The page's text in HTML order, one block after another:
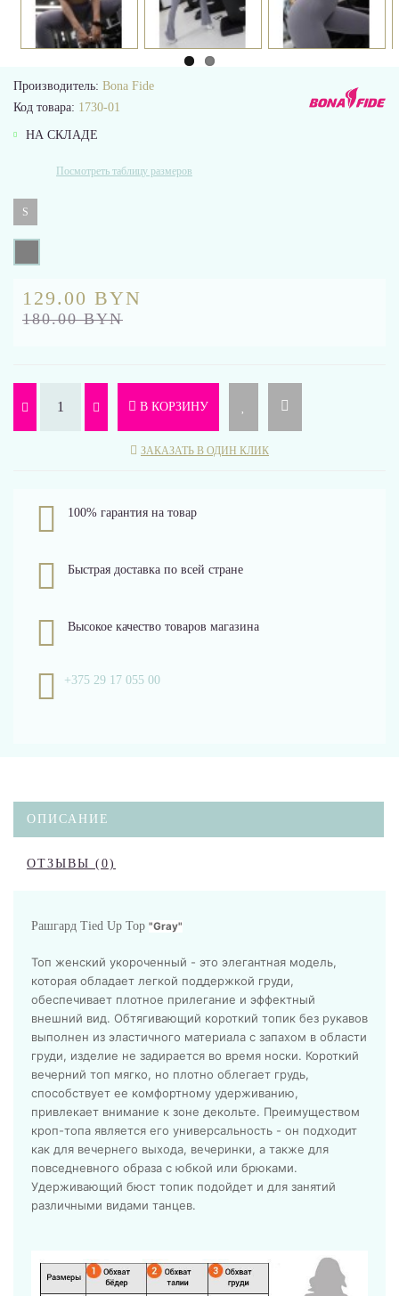
Производитель: Bona Fide
Код товара: 1730-01
НА СКЛАДЕ
Посмотреть таблицу размеров
S
129.00 BYN
180.00 BYN
В КОРЗИНУ
ЗАКАЗАТЬ В ОДИН КЛИК
100% гарантия на товар
Быстрая доставка по всей стране
Высокое качество товаров магазина
+375 29 17 055 00
ОПИСАНИЕ
ОТЗЫВЫ (0)
Рашгард Tied Up Top "Gray"
Топ женский укороченный - это элегантная модель,
которая обладает легкой поддержкой груди,
обеспечивает плотное прилегание и эффектный
внешний вид. Обтягивающий короткий топик без рукавов
выполнен из эластичного материала с запахом в области
груди, изделие не задирается во время носки. Короткий
вечерний топ мягко, но плотно облегает грудь,
способствует ее комфортному удерживанию,
привлекает внимание к зоне декольте. Преимуществом
кроп-топа является его универсальность - он подходит
как для вечернего выхода, вечеринки, а также для
повседневного образа с юбкой или брюками.
Удерживающий бюст топик подойдет и для занятий
различными видами танцев.